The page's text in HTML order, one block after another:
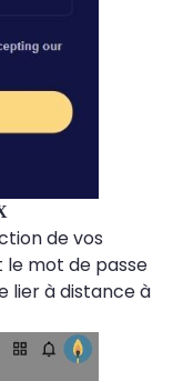
de vos
le mot de passe
lier à distance à